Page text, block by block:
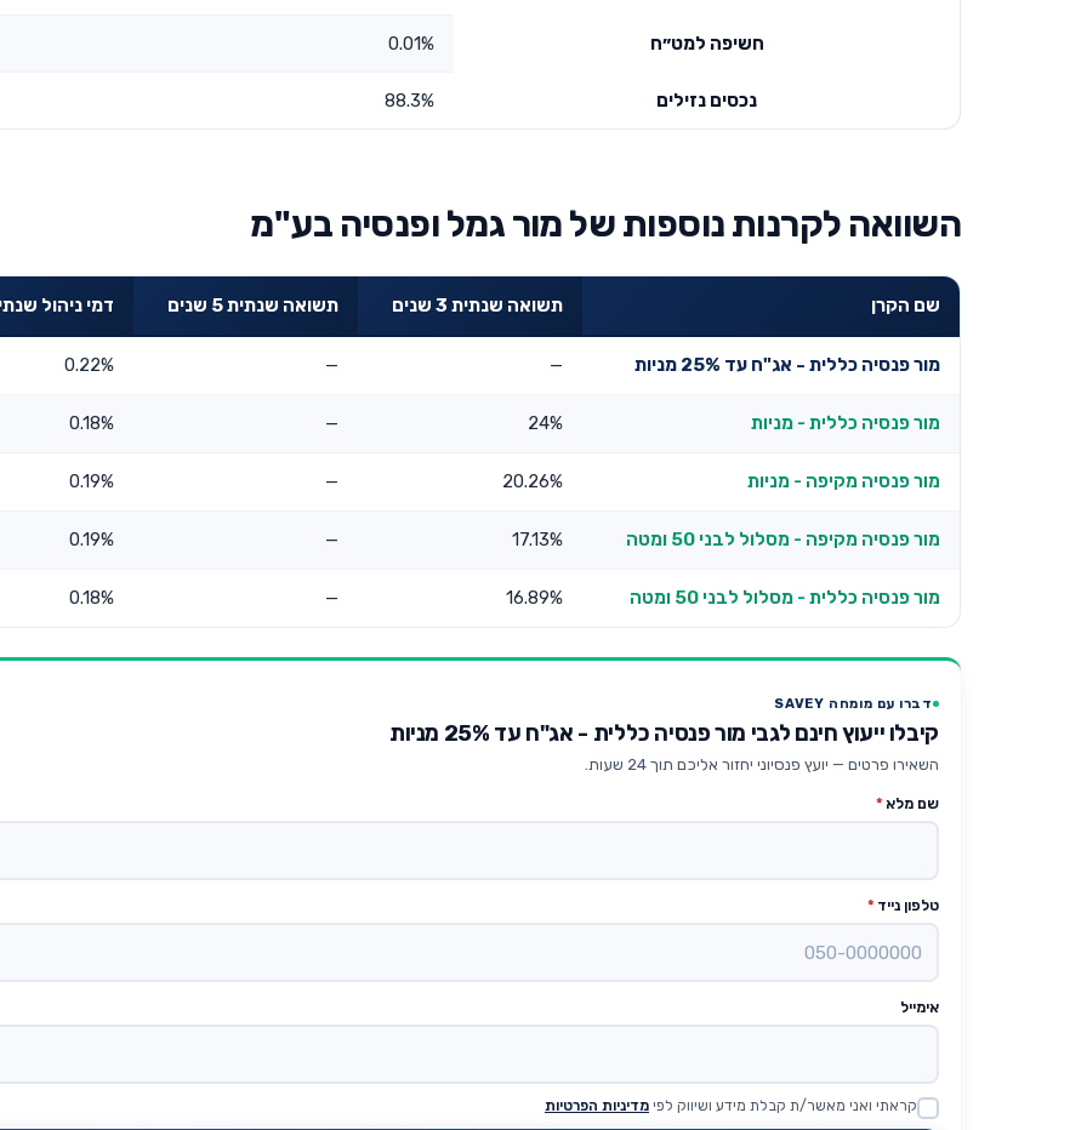
חשיפה למט״ח 0.01%
נכסים נזילים 88.3%
השוואה לקרנות נוספות של מור גמל ופנסיה בע"מ
שם הקרן תשואה שנתית 3 שנים תשואה שנתית 5 שנים דמי ניהול
מור פנסיה כללית - אג"ח עד 25% מניות —
—
0.22%
מור פנסיה כללית - מניות 24%
—
0.18%
מור פנסיה מקיפה - מניות 20.26%
—
0.19%
מור פנסיה מקיפה - מסלול לבני 50 ומטה 17.13%
—
0.19%
מור פנסיה כללית - מסלול לבני 50 ומטה 16.89%
—
0.18%
דברו עם מומחה SAVEY
קיבלו ייעוץ חינם לגבי מור פנסיה כללית - אג"ח עד 25% מניות
השאירו פרטים — יועץ פנסיוני יחזור אליכם תוך 24 שעות.
שם מלא *
טלפון נייד *
אימייל
Website
קראתי ואני מאשר/ת קבלת מידע ושיווק לפי מדיניות הפרטיות